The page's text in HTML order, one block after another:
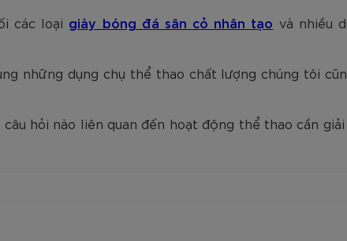
các loại giày bóng đá sân cỏ nhân tạo và nhiều
những dụng chụ thể thao chất lượng chúng tôi
hỏi nào liên quan đến hoạt động thể thao cần